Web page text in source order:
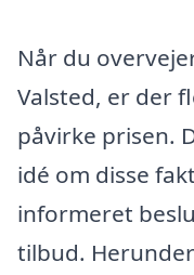
Når du
Valsted, er der
påvirke prisen.
idé om disse
informeret
tilbud.